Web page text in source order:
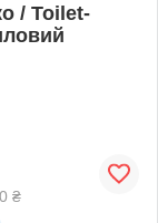
/ Toilet-
₴